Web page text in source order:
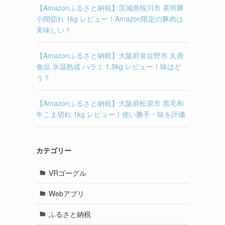
【Amazonふるさと納税】茨城県桜川市 美明豚
小間切れ 1kg レビュー！Amazon限定の豚肉は
美味しい？
【Amazonふるさと納税】大阪府泉佐野市 丸善
食品 氷温熟成 ハラミ 1.5kg レビュー！味はど
う？
【Amazonふるさと納税】大阪府松原市 黒毛和
牛こま切れ 1kg レビュー！使い勝手・味を評価
カテゴリー
VRゴーグル
Webアプリ
ふるさと納税